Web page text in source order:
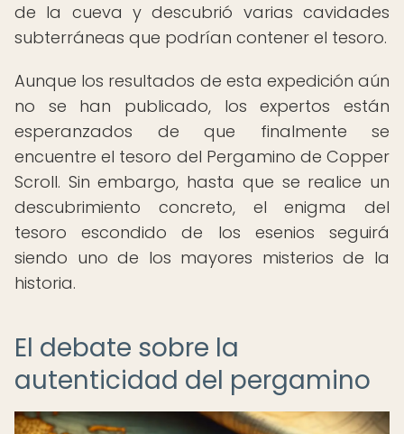
de la cueva y descubrió varias cavidades
subterráneas que podrían contener el tesoro.
Aunque los resultados de esta expedición aún
no se han publicado, los expertos están
esperanzados de que finalmente se
encuentre el tesoro del Pergamino de Copper
Scroll. Sin embargo, hasta que se realice un
descubrimiento concreto, el enigma del
tesoro escondido de los esenios seguirá
siendo uno de los mayores misterios de la
historia.
El debate sobre la
autenticidad del pergamino